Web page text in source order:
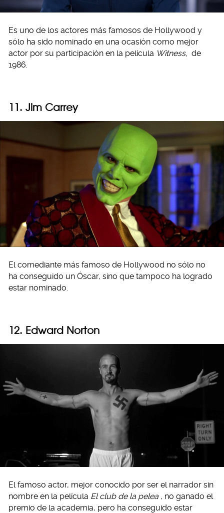
Es uno de los actores más famosos de Hollywood y
sólo ha sido nominado en una ocasión como mejor
actor por su participación en la película Witness, de
1986.
11. Jim Carrey
El comediante más famoso de Hollywood no sólo no
ha conseguido un Óscar, sino que tampoco ha logrado
estar nominado.
12. Edward Norton
El famoso actor, mejor conocido por ser el narrador sin
nombre en la película El club de la pelea , no ganado el
premio de la academia, pero ha conseguido estar